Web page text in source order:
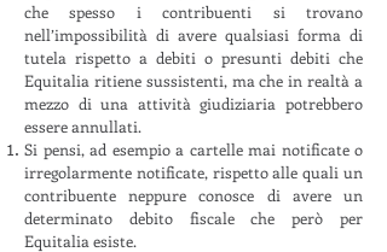
che spesso i contribuenti si trovano
nell’impossibilità di avere qualsiasi forma di
tutela rispetto a debiti o presunti debiti che
Equitalia ritiene sussistenti, ma che in realtà a
mezzo di una attività giudiziaria potrebbero
essere annullati.
Si pensi, ad esempio a cartelle mai notificate o
irregolarmente notificate, rispetto alle quali un
contribuente neppure conosce di avere un
determinato debito fiscale che però per
Equitalia esiste.